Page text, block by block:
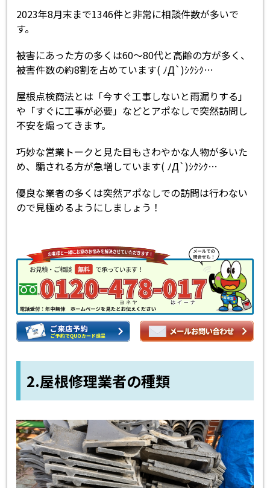
2023年8月末まで1346件と非常に相談件数が多いで
す。
被害にあった方の多くは60～80代と高齢の方が多く、
被害件数の約8割を占めています( ﾉД`)ｼｸｼｸ…
屋根点検商法とは「今すぐ工事しないと雨漏りする」
や「すぐに工事が必要」などとアポなしで突然訪問し
不安を煽ってきます。
巧妙な営業トークと見た目もさわやかな人物が多いた
め、騙される方が急増しています( ﾉД`)ｼｸｼｸ…
優良な業者の多くは突然アポなしでの訪問は行わない
ので見極めるようにしましょう！
2.屋根修理業者の種類